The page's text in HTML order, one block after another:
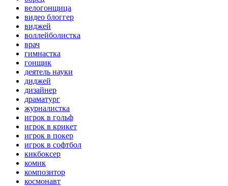
велогонщица
видео блоггер
виджей
воллейболистка
врач
гимнастка
гонщик
деятель науки
диджей
дизайнер
драматург
журналистка
игрок в гольф
игрок в крикет
игрок в покер
игрок в софтбол
кикбоксер
комик
композитор
космонавт